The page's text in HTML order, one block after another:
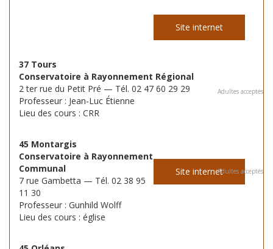
Site internet
37 Tours
Conservatoire à Rayonnement Régional
2 ter rue du Petit Pré — Tél. 02 47 60 29 29
Professeur : Jean-Luc Étienne
Lieu des cours : CRR
Adultes acceptés
Site internet
45 Montargis
Conservatoire à Rayonnement
Communal
7 rue Gambetta — Tél. 02 38 95
11 30
Professeur : Gunhild Wolff
Lieu des cours : église
Adultes acceptés